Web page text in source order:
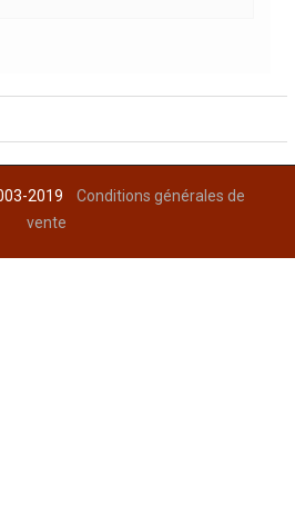
2019Conditions générales de
vente